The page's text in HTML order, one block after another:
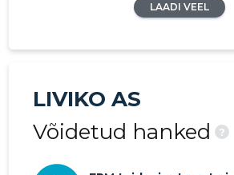
LAADI VEEL
LIVIKO AS
Võidetud hanked
?